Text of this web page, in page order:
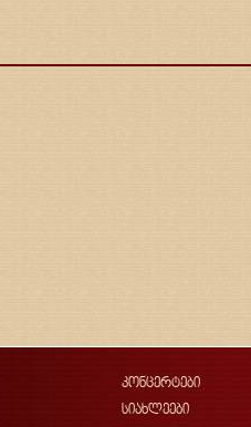
კონცერტები
სიახლეები